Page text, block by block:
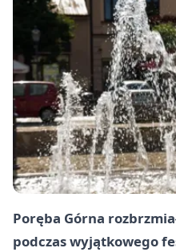
Poręba Górna
podczas wyjątkowego